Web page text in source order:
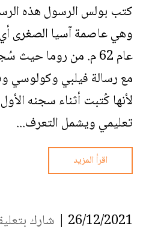
كتب بولس الرسول هذه
وهي عاصمة آسيا الصغرى أي
عام 62 م. من روما
مع رسالة فيلبي وكولوسي
لأنها كُتبت أثناء سجنه
تعليمي ويشمل التعرف...
اقرأ المزيد
26/12/2021 | شارك